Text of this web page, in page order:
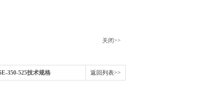
关闭>>
350-525技术规格 返回列表>>